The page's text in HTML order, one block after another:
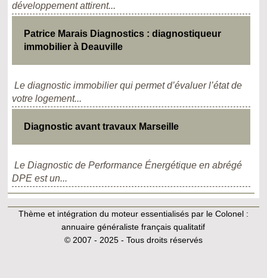
développement attirent...
Patrice Marais Diagnostics : diagnostiqueur
immobilier à Deauville
Le diagnostic immobilier qui permet d’évaluer l’état de
votre logement...
Diagnostic avant travaux Marseille
Le Diagnostic de Performance Énergétique en abrégé
DPE est un...
Thème et intégration du moteur essentialisés par le Colonel :
annuaire généraliste français qualitatif
© 2007 - 2025 - Tous droits réservés